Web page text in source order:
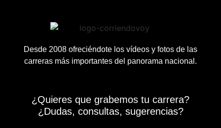
Desde 2008 ofreciéndote los vídeos y fotos de las
carreras más importantes del panorama nacional.
¿Quieres que grabemos tu carrera?
¿Dudas, consultas, sugerencias?